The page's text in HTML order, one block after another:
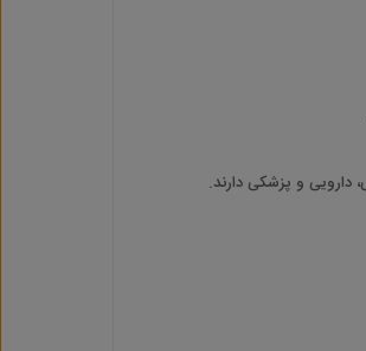
دارویی و پزشکی دارند.